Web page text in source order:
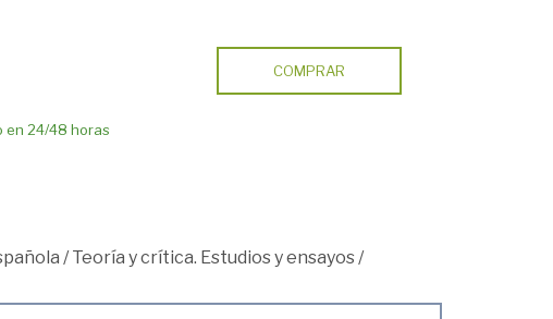
en 24/48 horas
COMPRAR
/Teoría y crítica. Estudios y ensayos/